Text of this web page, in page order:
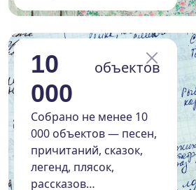
10
000
объектов
Собрано не менее 10
000 объектов — песен,
причитаний, сказок,
легенд, плясок,
рассказов…